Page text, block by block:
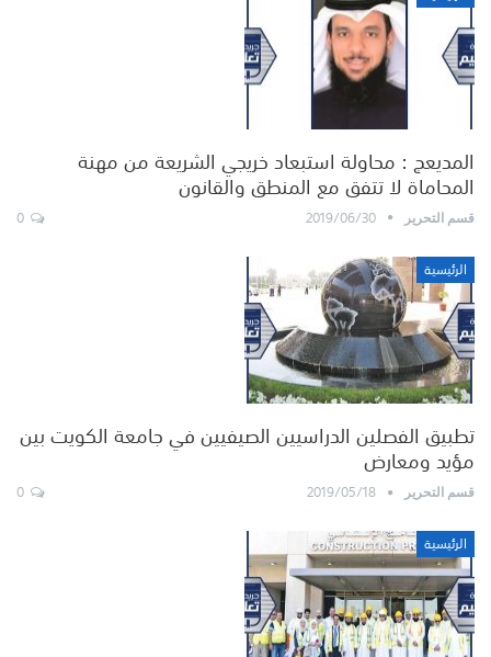
المديعج : محاولة استبعاد خريجي الشريعة من مهنة
المحاماة لا تتفق مع المنطق والقانون
قسم التحرير 2019/06/30
الرئيسية
تطبيق الفصلين الدراسيين الصيفيين في جامعة الكويت بين
مؤيد ومعارض
قسم التحرير 2019/05/18
الرئيسية